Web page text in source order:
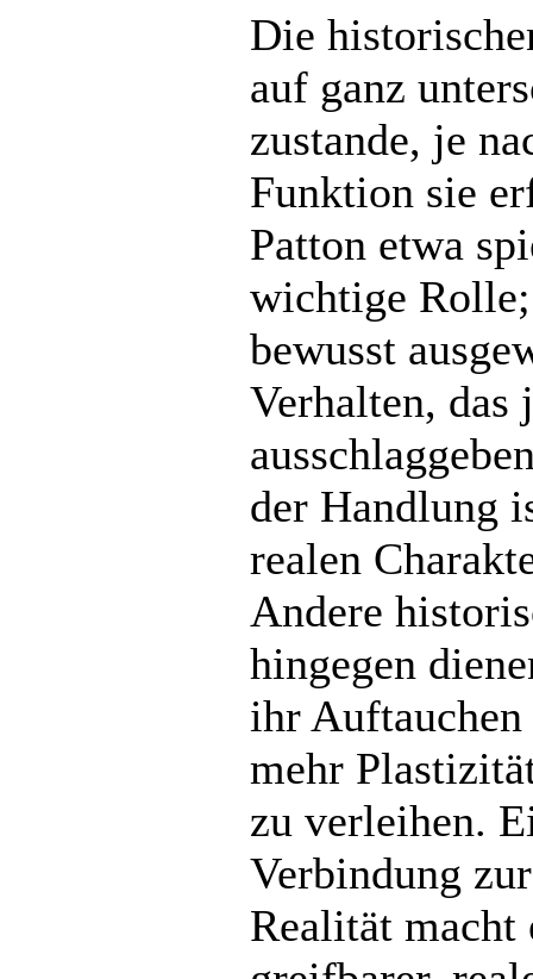
Die
auf ganz
zustande, je
Funktion sie
Patton etwa
wichtige
bewusst
Verhalten,
der Handlung
realen
Andere
hingegen
ihr
mehr
zu verleihen.
Verbindung
Realität